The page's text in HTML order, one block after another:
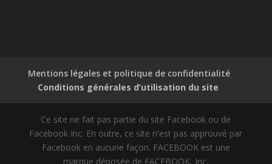
Mentions légales et politique de confidentialité
Conditions générales d’utilisation du site
Ce site ne fait pas partie du site Facebook ou de
Facebook Inc. En outre, ce site n'est pas approuvé par
Facebook en aucune façon. FACEBOOK est une
marque déposée de FACEBOOK, Inc.